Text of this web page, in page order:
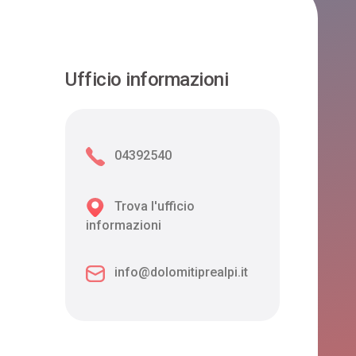
Ufficio informazioni
04392540
Trova l'ufficio
informazioni
info@dolomitiprealpi.it